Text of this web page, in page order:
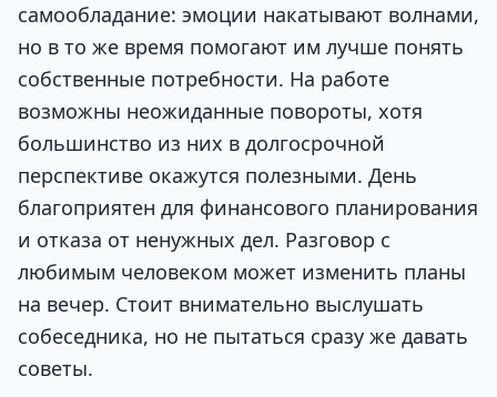
самообладание: эмоции накатывают волнами,
но в то же время помогают им лучше понять
собственные потребности. На работе
возможны неожиданные повороты, хотя
большинство из них в долгосрочной
перспективе окажутся полезными. День
благоприятен для финансового планирования
и отказа от ненужных дел. Разговор с
любимым человеком может изменить планы
на вечер. Стоит внимательно выслушать
собеседника, но не пытаться сразу же давать
советы.